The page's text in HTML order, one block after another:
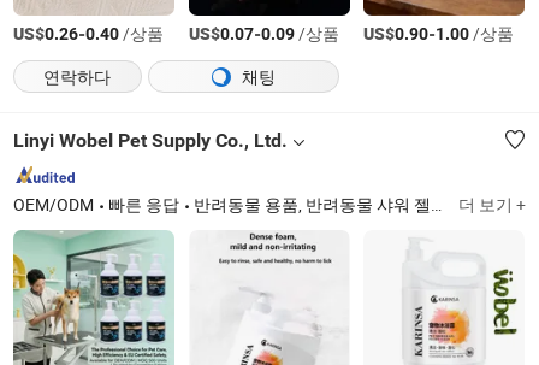
US$0.26-0.40/상품 US$0.07-0.09/상품 US$0.90-1.00/상품
연락하다
채팅
Linyi Wobel Pet Supply Co., Ltd.
OEM/ODM 빠른 응답 반려동물 용품, 반려동물 샤워 젤, 반려동물 털 컨디셔너, 반려동물 탈취 스프레이, 반려동물 구강 세정 제품, 반려동물 지역 청소 관리 제품, 반려동물 훈련 제품, 반려동물 일회용 제품, 반려동물 관리, 반려동물 샴푸 더 보기 +